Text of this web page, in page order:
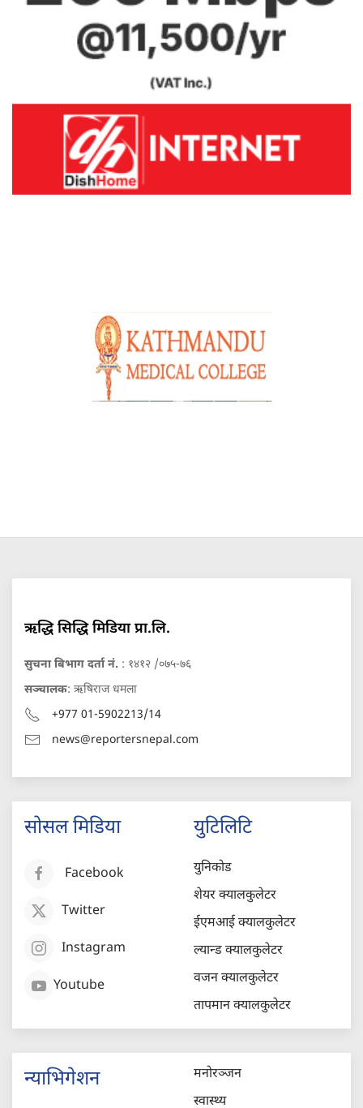
ऋद्धि सिद्धि मिडिया प्रा.लि.
सुचना बिभाग दर्ता नं. : १४१२ /०७५-७६
सञ्चालक: ऋषिराज धमला
+977 01-5902213/14
news@reportersnepal.com
सोसल मिडिया
Facebook
Twitter
Instagram
Youtube
युटिलिटि
युनिकोड
शेयर क्यालकुलेटर
ईएमआई क्यालकुलेटर
ल्यान्ड क्यालकुलेटर
वजन क्यालकुलेटर
तापमान क्यालकुलेटर
न्याभिगेशन
मनोरञ्जन
स्वास्थ्य